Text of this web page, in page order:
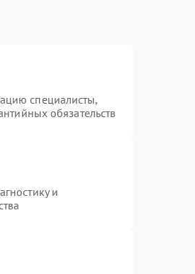
специалисты,
обязательств
и